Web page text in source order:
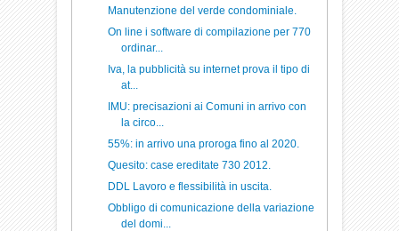
Manutenzione del verde condominiale.
On line i software di compilazione per 770
ordinar...
Iva, la pubblicità su internet prova il tipo di
at...
IMU: precisazioni ai Comuni in arrivo con
la circo...
55%: in arrivo una proroga fino al 2020.
Quesito: case ereditate 730 2012.
DDL Lavoro e flessibilità in uscita.
Obbligo di comunicazione della variazione
del domi...